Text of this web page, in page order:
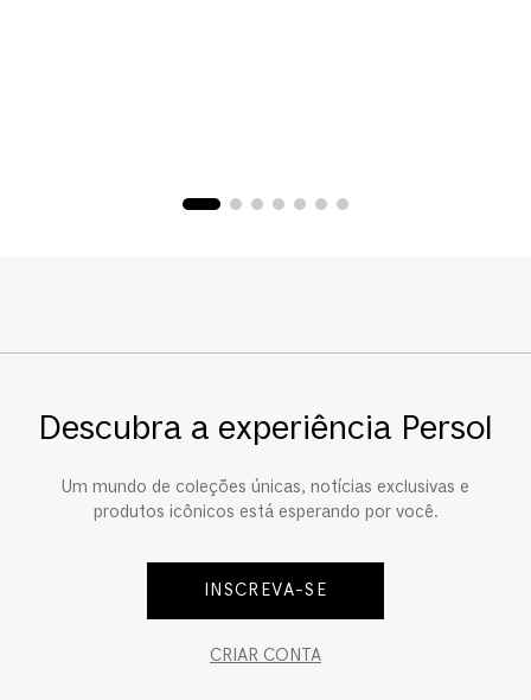
Descubra a experiência Persol
Um mundo de coleções únicas, notícias exclusivas e
produtos icônicos está esperando por você.
INSCREVA-SE
CRIAR CONTA